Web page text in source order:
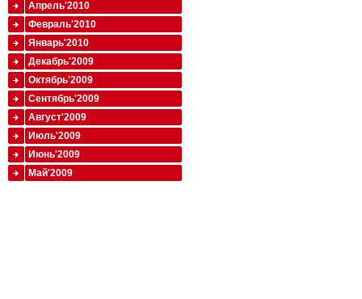
Апрель'2010
Февраль'2010
Январь'2010
Декабрь'2009
Октябрь'2009
Сентябрь'2009
Август'2009
Июль'2009
Июнь'2009
Май'2009